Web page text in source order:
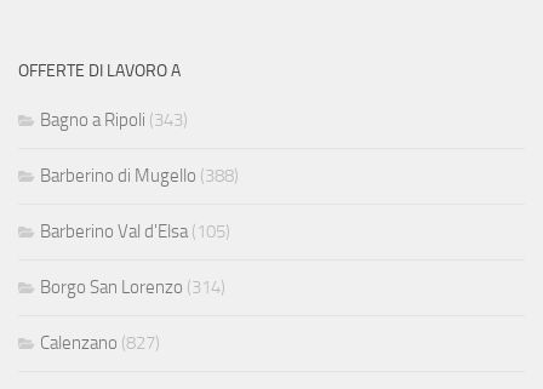
OFFERTE DI LAVORO A
Bagno a Ripoli (343)
Barberino di Mugello (388)
Barberino Val d'Elsa(105)
Borgo San Lorenzo (314)
Calenzano (827)